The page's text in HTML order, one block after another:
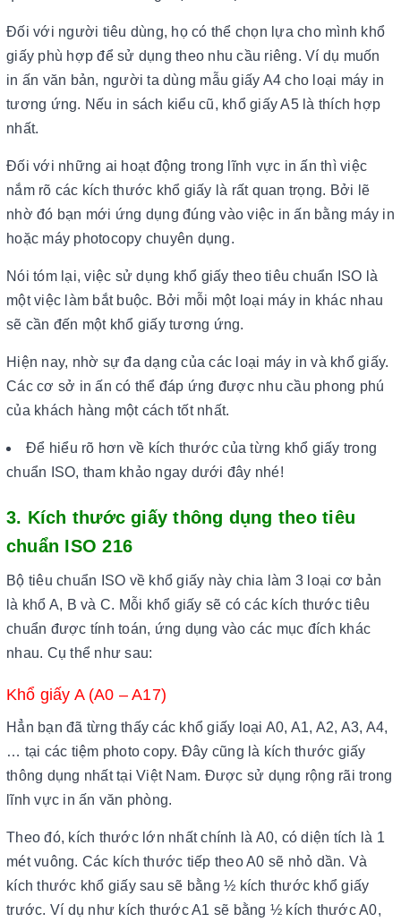
Đối với người tiêu dùng, họ có thể chọn lựa cho mình khổ
giấy phù hợp để sử dụng theo nhu cầu riêng. Ví dụ muốn
in ấn văn bản, người ta dùng mẫu giấy A4 cho loại máy in
tương ứng. Nếu in sách kiểu cũ, khổ giấy A5 là thích hợp
nhất.
Đối với những ai hoạt động trong lĩnh vực in ấn thì việc
nắm rõ các kích thước khổ giấy là rất quan trọng. Bởi lẽ
nhờ đó bạn mới ứng dụng đúng vào việc in ấn bằng máy in
hoặc máy photocopy chuyên dụng.
Nói tóm lại, việc sử dụng khổ giấy theo tiêu chuẩn ISO là
một việc làm bắt buộc. Bởi mỗi một loại máy in khác nhau
sẽ cần đến một khổ giấy tương ứng.
Hiện nay, nhờ sự đa dạng của các loại máy in và khổ giấy.
Các cơ sở in ấn có thể đáp ứng được nhu cầu phong phú
của khách hàng một cách tốt nhất.
Để hiểu rõ hơn về kích thước của từng khổ giấy trong
chuẩn ISO, tham khảo ngay dưới đây nhé!
3. Kích thước giấy thông dụng theo tiêu
chuẩn ISO 216
Bộ tiêu chuẩn ISO về khổ giấy này chia làm 3 loại cơ bản
là khổ A, B và C. Mỗi khổ giấy sẽ có các kích thước tiêu
chuẩn được tính toán, ứng dụng vào các mục đích khác
nhau. Cụ thể như sau:
Khổ giấy A (A0 – A17)
Hẳn bạn đã từng thấy các khổ giấy loại A0, A1, A2, A3, A4,
… tại các tiệm photo copy. Đây cũng là kích thước giấy
thông dụng nhất tại Việt Nam. Được sử dụng rộng rãi trong
lĩnh vực in ấn văn phòng.
Theo đó, kích thước lớn nhất chính là A0, có diện tích là 1
mét vuông. Các kích thước tiếp theo A0 sẽ nhỏ dần. Và
kích thước khổ giấy sau sẽ bằng ½ kích thước khổ giấy
trước. Ví dụ như kích thước A1 sẽ bằng ½ kích thước A0,